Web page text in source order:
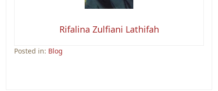
Rifalina Zulfiani Lathifah
Posted in: Blog